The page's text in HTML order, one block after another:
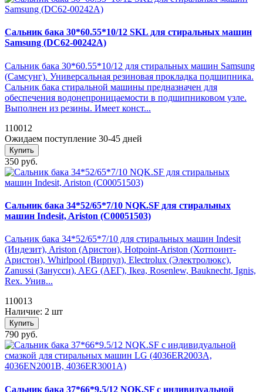
Сальник бака 30*60.55*10/12 SKL для стиральных машин
Samsung (DC62-00242A)
Сальник бака 30*60.55*10/12 для стиральных машин Samsung
(Самсунг). Универсальная резиновая прокладка подшипника.
Сальник бака стиральной машины предназначен для
обеспечения водонепроницаемости в подшипниковом узле.
Выполнен из резины. Имеет конст...
110012
Ожидаем поступление 30-45 дней
Купить
350 руб.
Сальник бака 34*52/65*7/10 NQK.SF для стиральных
машин Indesit, Ariston (C00051503)
Сальник бака 34*52/65*7/10 для стиральных машин Indesit
(Индезит), Ariston (Аристон), Hotpoint-Ariston (Хотпоинт-
Аристон), Whirlpool (Вирпул), Electrolux (Электролюкс),
Zanussi (Занусси), AEG (АЕГ), Ikea, Rosenlew, Bauknecht, Ignis,
Rex. Унив...
110013
Наличие: 2 шт
Купить
790 руб.
Сальник бака 37*66*9.5/12 NQK.SF с индивидуальной